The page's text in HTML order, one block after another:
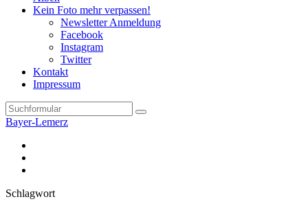
Kein Foto mehr verpassen!
Newsletter Anmeldung
Facebook
Instagram
Twitter
Kontakt
Impressum
Search
Bayer-Lemerz
Schlagwort